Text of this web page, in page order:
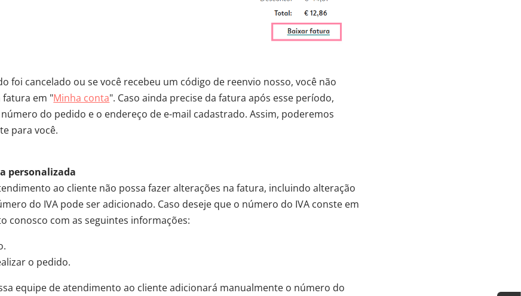
foi cancelado ou se você recebeu um código de reenvio nosso, você não
fatura em "Minha conta". Caso ainda precise da fatura após esse período,
do pedido e o endereço de e-mail cadastrado. Assim, poderemos
para você.
personalizada
ao cliente não possa fazer alterações na fatura, incluindo alteração
do IVA pode ser adicionado. Caso deseje que o número do IVA conste em
conosco com as seguintes informações:
o pedido.
equipe de atendimento ao cliente adicionará manualmente o número do